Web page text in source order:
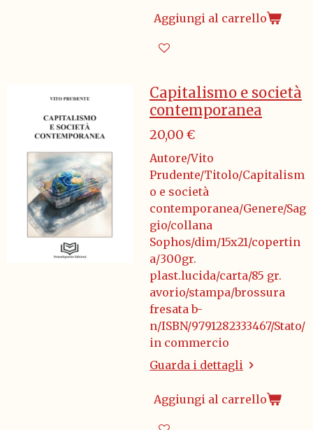
Aggiungi al carrello
Capitalismo e società
contemporanea
20,00 €
Autore/Vito
Prudente/Titolo/Capitalism
o e società
contemporanea/Genere/Sag
gio/collana
Sophos/dim/15x21/copertin
a/300gr.
plast.lucida/carta/85 gr.
avorio/stampa/brossura
fresata b-
n/ISBN/9791282333467/Stato/
in commercio
Guarda i dettagli
Aggiungi al carrello